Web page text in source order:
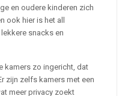
en oudere kinderen zich
ook hier is het all
snacks en
kamers zo ingericht, dat
zijn zelfs kamers met een
meer privacy zoekt